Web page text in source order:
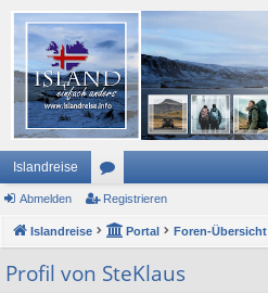
Islandreise
or
en
Abmelden Registrieren
Islandreise Portal Foren-Übersicht
Profil von SteKlaus